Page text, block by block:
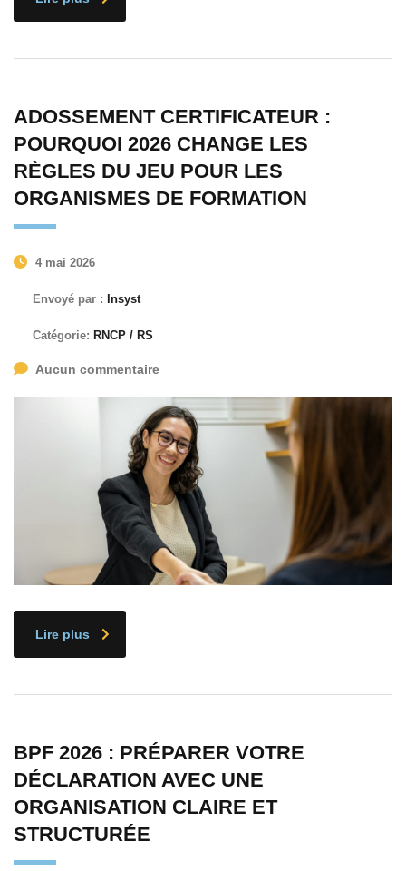
ADOSSEMENT CERTIFICATEUR :
POURQUOI 2026 CHANGE LES
RÈGLES DU JEU POUR LES
ORGANISMES DE FORMATION
4 mai 2026
Envoyé par : Insyst
Catégorie: RNCP / RS
Aucun commentaire
Lire plus
BPF 2026 : PRÉPARER VOTRE
DÉCLARATION AVEC UNE
ORGANISATION CLAIRE ET
STRUCTURÉE